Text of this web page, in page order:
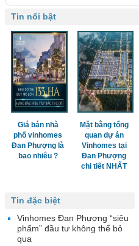
Tin nổi bật
Giá bán nhà
phố vinhomes
Đan Phượng là
bao nhiêu ?
Mặt bằng tổng
quan dự án
Vinhomes tại
Đan Phượng
chi tiết NHẤT
Tin đặc biệt
Vinhomes Đan Phượng “siêu
phẩm” đầu tư không thể bỏ
qua